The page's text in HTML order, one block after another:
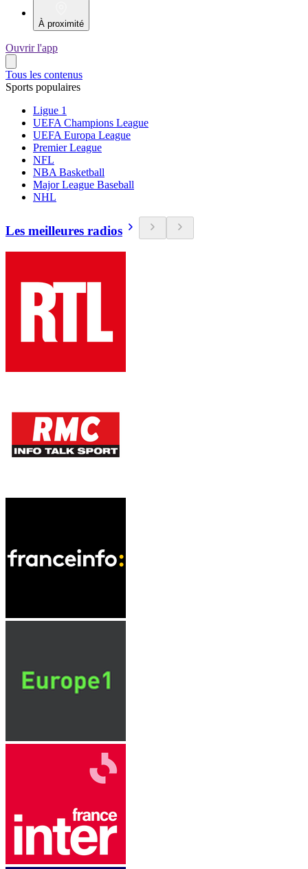
À proximité
Ouvrir l'app
Tous les contenus
Sports populaires
Ligue 1
UEFA Champions League
UEFA Europa League
Premier League
NFL
NBA Basketball
Major League Baseball
NHL
Les meilleures radios